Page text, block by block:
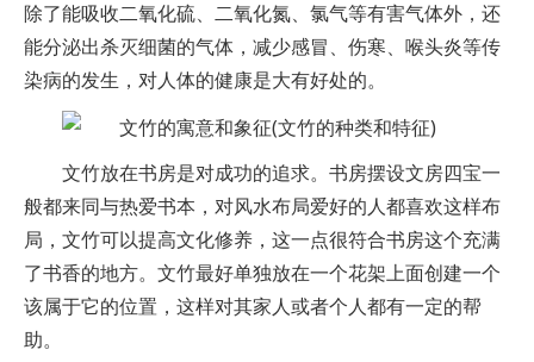
除了能吸收二氧化硫、二氧化氮、氯气等有害气体外，还
能分泌出杀灭细菌的气体，减少感冒、伤寒、喉头炎等传
染病的发生，对人体的健康是大有好处的。
文竹放在书房是对成功的追求。书房摆设文房四宝一
般都来同与热爱书本，对风水布局爱好的人都喜欢这样布
局，文竹可以提高文化修养，这一点很符合书房这个充满
了书香的地方。文竹最好单独放在一个花架上面创建一个
该属于它的位置，这样对其家人或者个人都有一定的帮
助。